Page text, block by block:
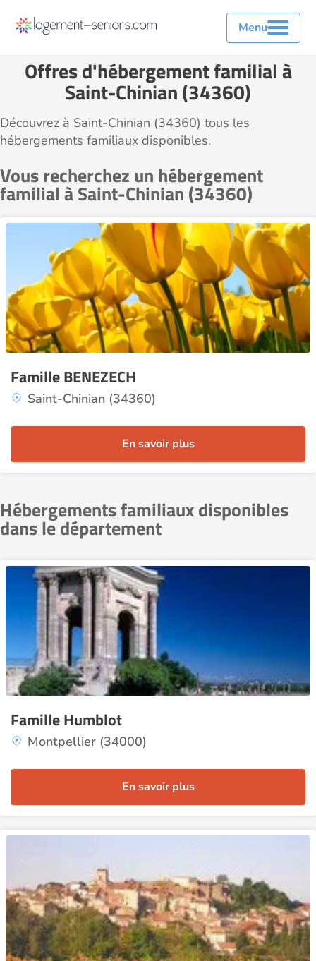
Menu
Offres d'hébergement familial à
Saint-Chinian (34360)
Découvrez à Saint-Chinian (34360) tous les
hébergements familiaux disponibles.
Vous recherchez un hébergement
familial à Saint-Chinian (34360)
Famille BENEZECH
Saint-Chinian (34360)
En savoir plus
Hébergements familiaux disponibles
dans le département
Famille Humblot
Montpellier (34000)
En savoir plus